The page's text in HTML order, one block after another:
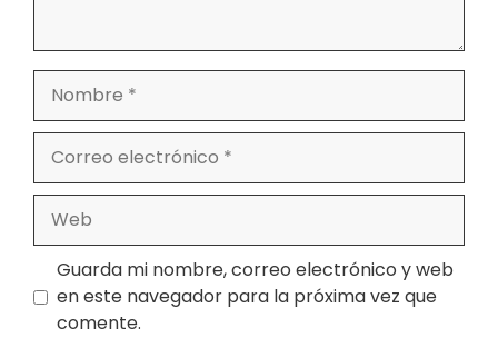
Nombre
electrónico
Guarda mi nombre, correo electrónico y web
en este navegador para la próxima vez que
comente.